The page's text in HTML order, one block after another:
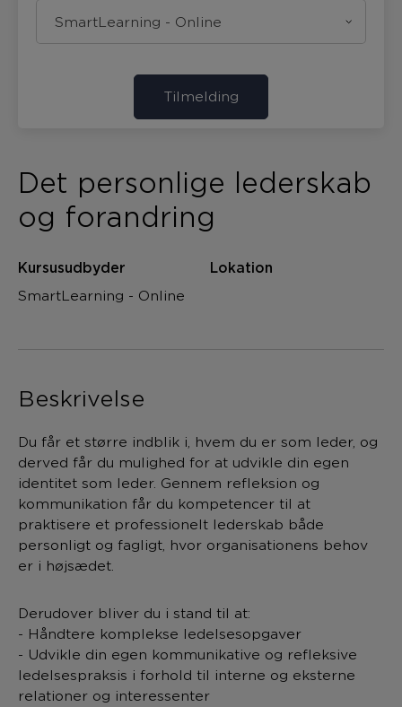
SmartLearning - Online
Tilmelding
Det personlige lederskab
og forandring
Kursusudbyder
SmartLearning - Online
Lokation
Beskrivelse
Du får et større indblik i, hvem du er som leder, og
derved får du mulighed for at udvikle din egen
identitet som leder. Gennem refleksion og
kommunikation får du kompetencer til at
praktisere et professionelt lederskab både
personligt og fagligt, hvor organisationens behov
er i højsædet.
Derudover bliver du i stand til at:
- Håndtere komplekse ledelsesopgaver
- Udvikle din egen kommunikative og refleksive
ledelsespraksis i forhold til interne og eksterne
relationer og interessenter